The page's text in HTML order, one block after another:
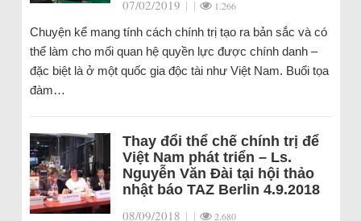
07/02/2019 | | 1.266
Chuyện kể mang tính cách chính trị tạo ra bản sắc và có
thể làm cho mối quan hệ quyền lực được chính danh –
đặc biệt là ở một quốc gia độc tài như Việt Nam. Buổi tọa
đàm…
Thay đổi thể chế chính trị để
Việt Nam phát triển – Ls.
Nguyễn Văn Đài tại hội thảo
nhật báo TAZ Berlin 4.9.2018
08/09/2018 | | 2.680